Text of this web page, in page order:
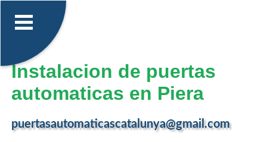
Instalacion de puertas
automaticas en Piera
puertasautomaticascatalunya@gmail.com